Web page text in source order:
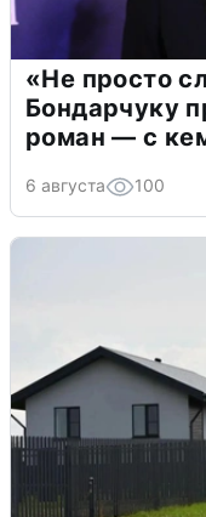
«Не просто
Бондарчуку
роман — с
6 августа 100